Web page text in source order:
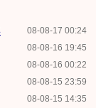
08-08-17 00:24
08-08-16 19:45
08-08-16 00:22
08-08-15 23:59
08-08-15 14:35